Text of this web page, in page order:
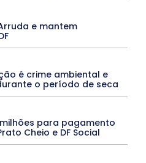
SEGURANÇA
Soltando o Verbo
Utilidade Pública ZikaVirus
Mais
e mantem
é crime ambiental e
o período de seca
para pagamento
Cheio e DF Social